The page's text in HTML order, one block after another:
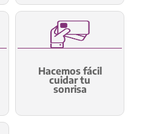
Hacemos fácil
cuidar tu
sonrisa